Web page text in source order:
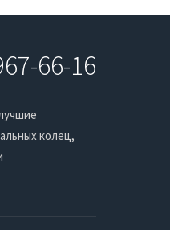
66-16
колец,